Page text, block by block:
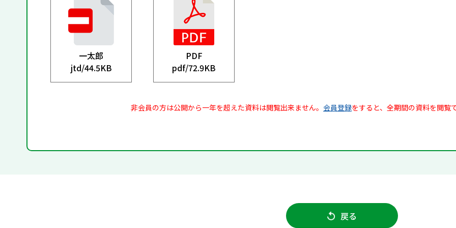
一太郎
jtd/44.5KB
PDF
pdf/72.9KB
非会員の方は公開から一年を超えた資料は閲覧出来ません。 会員登録をすると、全期間の資料を閲覧
戻る